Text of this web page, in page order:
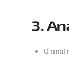
3.
O sinal